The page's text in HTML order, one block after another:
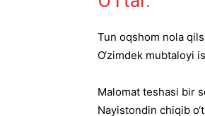
Tun oqshom nola
O‘zimdek mubtaloyi
Malomat teshasi bir
Nayistondin chiqib